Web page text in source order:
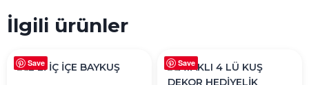
GOLD
adet
İlgili ürünler
Save Save